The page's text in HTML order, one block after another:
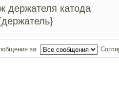
держателя катода
за: